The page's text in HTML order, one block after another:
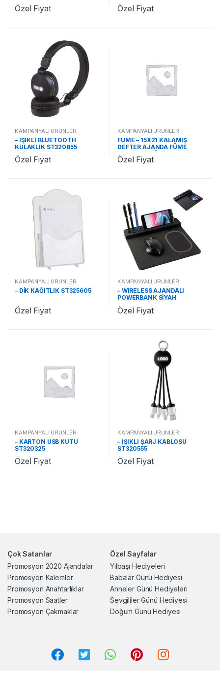
Özel Fiyat Özel Fiyat
KAMPANYALI ÜRÜNLER
– IŞIKLI BLUETOOTH
KULAKLIK ST320855
Özel Fiyat
KAMPANYALI ÜRÜNLER
FÜME – 15X21 KALAMIŞ
DEFTER AJANDA FÜME
ST370242 FÜME
Özel Fiyat
KAMPANYALI ÜRÜNLER
– DİK KAĞITLIK ST325605
Özel Fiyat
KAMPANYALI ÜRÜNLER
– WIRELESS AJANDALI
POWERBANK SİYAH
ST321310
Özel Fiyat
KAMPANYALI ÜRÜNLER
– KARTON USB KUTU
ST320325
Özel Fiyat
KAMPANYALI ÜRÜNLER
– IŞIKLI ŞARJ KABLOSU
ST320555
Özel Fiyat
Çok Satanlar
Promosyon 2020 Ajandalar
Promosyon Kalemler
Promosyon Anahtarlıklar
Promosyon Saatler
Promosyon Çakmaklar
Özel Sayfalar
Yılbaşı Hediyeleri
Babalar Günü Hediyesi
Anneler Günü Hediyeleri
Sevgililer Günü Hediyesi
Doğum Günü Hediyesi